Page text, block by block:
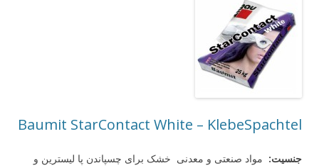
Baumit StarContact White – KlebeSpachtel
جنسیت: مواد صنعتی و معدنی خشک برای چسپاندن پا لیسترین و